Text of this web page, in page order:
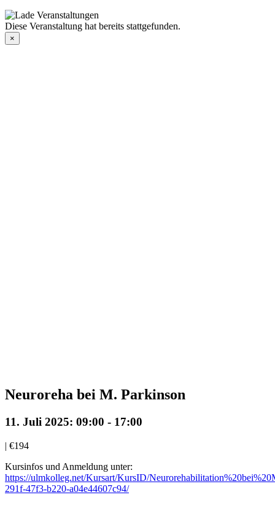
Diese Veranstaltung hat bereits stattgefunden.
×
Neuroreha bei M. Parkinson
11. Juli 2025: 09:00 - 17:00
| €194
Kursinfos und Anmeldung unter:
https://ulmkolleg.net/Kursart/KursID/
291f-47f3-b220-a04e44607c94/